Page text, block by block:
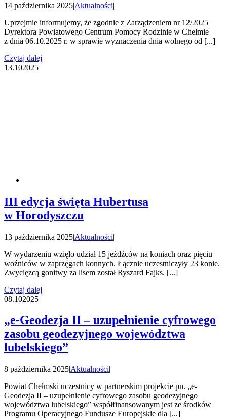
14 października 2025|Aktualności|
Uprzejmie informujemy, że zgodnie z Zarządzeniem nr 12/2025
Dyrektora Powiatowego Centrum Pomocy Rodzinie w Chełmie
z dnia 06.10.2025 r. w sprawie wyznaczenia dnia wolnego od [...]
Czytaj dalej
13.102025
III edycja święta Hubertusa
w Horodyszczu
13 października 2025|Aktualności|
W wydarzeniu wzięło udział 15 jeźdźców na koniach oraz pięciu
woźniców w zaprzęgach konnych. Łącznie uczestniczyły 23 konie.
Zwycięzcą gonitwy za lisem został Ryszard Fajks. [...]
Czytaj dalej
08.102025
„e-Geodezja II – uzupełnienie cyfrowego
zasobu geodezyjnego województwa
lubelskiego”
8 października 2025|Aktualności|
Powiat Chełmski uczestnicy w partnerskim projekcie pn. „e-
Geodezja II – uzupełnienie cyfrowego zasobu geodezyjnego
województwa lubelskiego” współfinansowanym jest ze środków
Programu Operacyjnego Fundusze Europejskie dla [...]